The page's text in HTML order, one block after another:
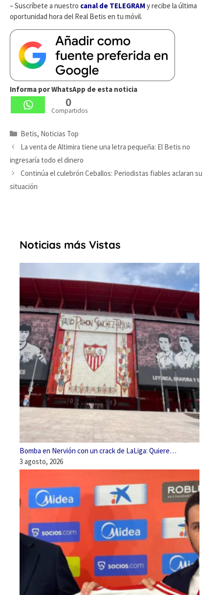
– Suscríbete a nuestro canal de TELEGRAMy recibe la última
oportunidad hora del Real Betis en tu móvil.
Informa por WhatsApp de esta noticia
0
Compartidos
Categorías
Betis, Noticias Top
La venta de Altimira tiene una letra pequeña: El Betis no
ingresaría todo el dinero
Continúa el culebrón Ceballos: Periodistas fiables aclaran su
situación
Noticias más Vistas
Bomba en Nervión con un crack de LaLiga: Quiere…
3 agosto, 2026